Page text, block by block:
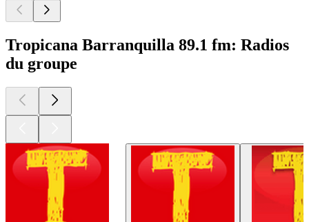
Tropicana Barranquilla 89.1 fm: Radios
du groupe